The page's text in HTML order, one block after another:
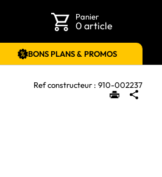
Panier
0 article
BONS PLANS & PROMOS
Ref constructeur : 910-002237